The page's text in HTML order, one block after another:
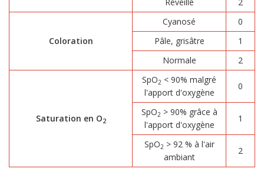
Coloration
Cyanosé
0
Pâle, grisâtre
1
Normale
2
Saturation en O2
SpO2 < 90% malgré
l'apport d'oxygène
0
SpO2 > 90% grâce à
l'apport d'oxygène
1
SpO2 > 92 % à l'air
ambiant
2